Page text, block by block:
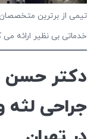
تیمی از برترین
خدماتی بی نظیر ارائه می
دکتر
جراحی لثه